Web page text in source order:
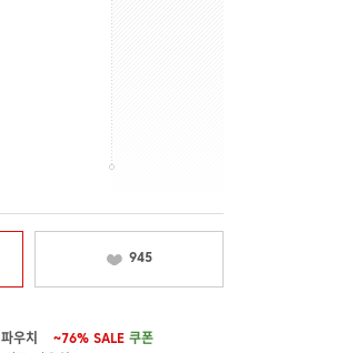
945
우치 ~76% SALE 쿠폰